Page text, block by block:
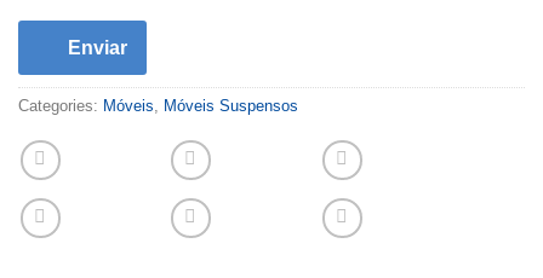
Enviar
Categories: Móveis, Móveis Suspensos